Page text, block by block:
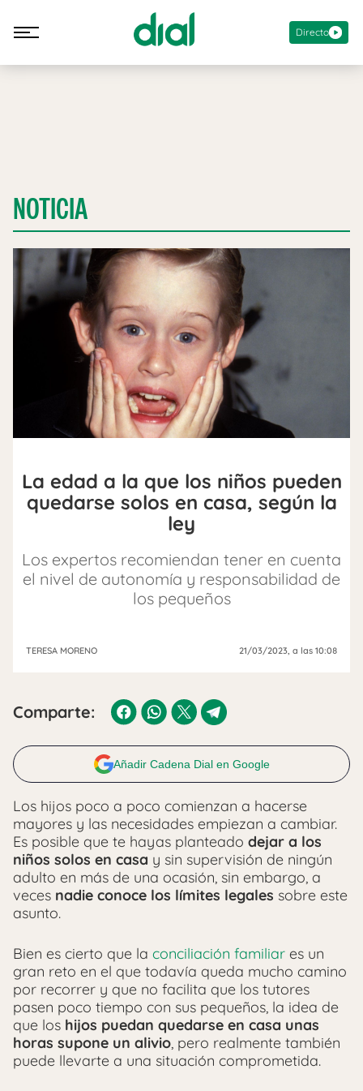
Directo
NOTICIA
La edad a la que los niños pueden
quedarse solos en casa, según la
ley
Los expertos recomiendan tener en cuenta
el nivel de autonomía y responsabilidad de
los pequeños
TERESA MORENO 21/03/2023, a las 10:08
Comparte:
Añadir Cadena Dial en Google
Los hijos poco a poco comienzan a hacerse
mayores y las necesidades empiezan a cambiar.
Es posible que te hayas planteado dejar a los
niños solos en casa y sin supervisión de ningún
adulto en más de una ocasión, sin embargo, a
veces nadie conoce los límites legales sobre este
asunto.
Bien es cierto que la conciliación familiar es un
gran reto en el que todavía queda mucho camino
por recorrer y que no facilita que los tutores
pasen poco tiempo con sus pequeños, la idea de
que los hijos puedan quedarse en casa unas
horas supone un alivio, pero realmente también
puede llevarte a una situación comprometida.